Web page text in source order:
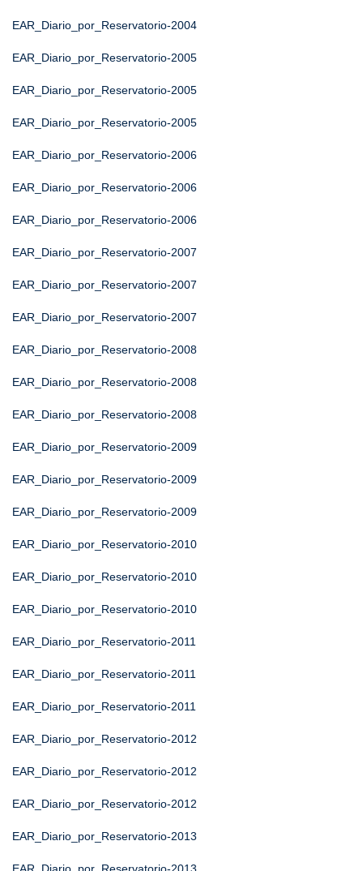
EAR_Diario_por_Reservatorio-2004
EAR_Diario_por_Reservatorio-2005
EAR_Diario_por_Reservatorio-2005
EAR_Diario_por_Reservatorio-2005
EAR_Diario_por_Reservatorio-2006
EAR_Diario_por_Reservatorio-2006
EAR_Diario_por_Reservatorio-2006
EAR_Diario_por_Reservatorio-2007
EAR_Diario_por_Reservatorio-2007
EAR_Diario_por_Reservatorio-2007
EAR_Diario_por_Reservatorio-2008
EAR_Diario_por_Reservatorio-2008
EAR_Diario_por_Reservatorio-2008
EAR_Diario_por_Reservatorio-2009
EAR_Diario_por_Reservatorio-2009
EAR_Diario_por_Reservatorio-2009
EAR_Diario_por_Reservatorio-2010
EAR_Diario_por_Reservatorio-2010
EAR_Diario_por_Reservatorio-2010
EAR_Diario_por_Reservatorio-2011
EAR_Diario_por_Reservatorio-2011
EAR_Diario_por_Reservatorio-2011
EAR_Diario_por_Reservatorio-2012
EAR_Diario_por_Reservatorio-2012
EAR_Diario_por_Reservatorio-2012
EAR_Diario_por_Reservatorio-2013